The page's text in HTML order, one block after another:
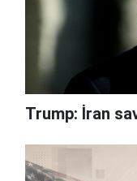
Trump: İran